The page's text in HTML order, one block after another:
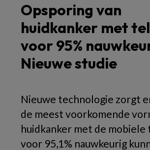
Opsporing van
huidkanker met
voor 95%
Nieuwe studie
Nieuwe technologie zorgt
de meest voorkomende
huidkanker met de
voor 95,1% nauwkeurig